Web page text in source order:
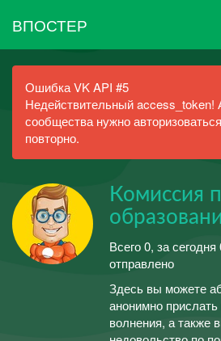
ВПОСТЕР
Ошибка VK API #5
Недействительный access_token!
сообщества нужно
повторно.
Комиссия
Всего 0, за
отправлено
Здесь вы можете
анонимно
волнения, а также